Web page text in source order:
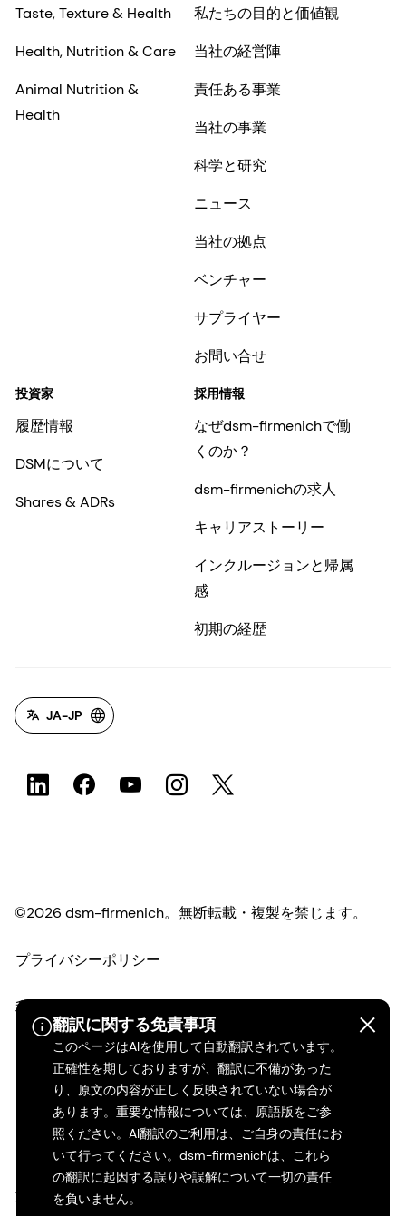
翻訳に関する免責事項
このページはAIを使用して自動翻訳されています。
正確性を期しておりますが、翻訳に不備があった
り、原文の内容が正しく反映されていない場合が
あります。重要な情報については、原語版をご参
照ください。AI翻訳のご利用は、ご自身の責任にお
いて行ってください。dsm-firmenichは、これら
の翻訳に起因する誤りや誤解について一切の責任
を負いません。
Taste, Texture & Health
Health, Nutrition & Care
Animal Nutrition &
Health
私たちの目的と価値観
当社の経営陣
責任ある事業
当社の事業
科学と研究
ニュース
当社の拠点
ベンチャー
サプライヤー
お問い合せ
投資家
履歴情報
DSMについて
Shares & ADRs
採用情報
なぜdsm-firmenichで働
くのか？
dsm-firmenichの求人
キャリアストーリー
インクルージョンと帰属
感
初期の経歴
JA-JP
©2026 dsm-firmenich。無断転載・複製を禁じます。
プライバシーポリシー
利用規約
ご利用条件
カリフォルニアの透明性
アクセシビリティ・ステートメント
法的情報